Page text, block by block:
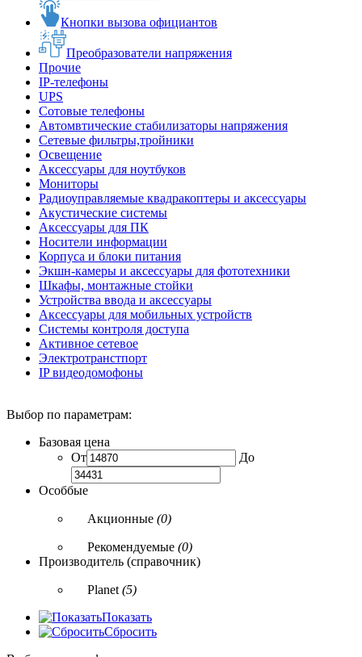
Кнопки вызова официантов
Преобразователи напряжения
Прочие
IP-телефоны
UPS
Сотовые телефоны
Автомвтические стабилизаторы напряжения
Сетевые фильтры,тройники
Освещение
Аксессуары для ноутбуков
Мониторы
Радиоуправляемые квадракоптеры и аксессуары
Акустические системы
Аксессуары для ПК
Носители информации
Корпуса и блоки питания
Экшн-камеры и аксессуары для фототехники
Шкафы, монтажные стойки
Устройства ввода и аксессуары
Аксессуары для мобильных устройств
Системы контроля доступа
Активное сетевое
Электротранстпорт
IP видеодомофоны
Выбор по параметрам:
Базовая цена
От
До
Особбые
Акционные (0)
Рекомендуемые (0)
Производитель (справочник)
Planet (5)
Показать
Сбросить